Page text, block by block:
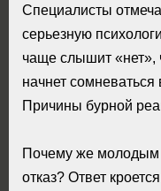
Специалисты
серьезную
чаще слышит «нет»,
начнет сомневаться
Причины бурной
Почему же молодым
отказ? Ответ